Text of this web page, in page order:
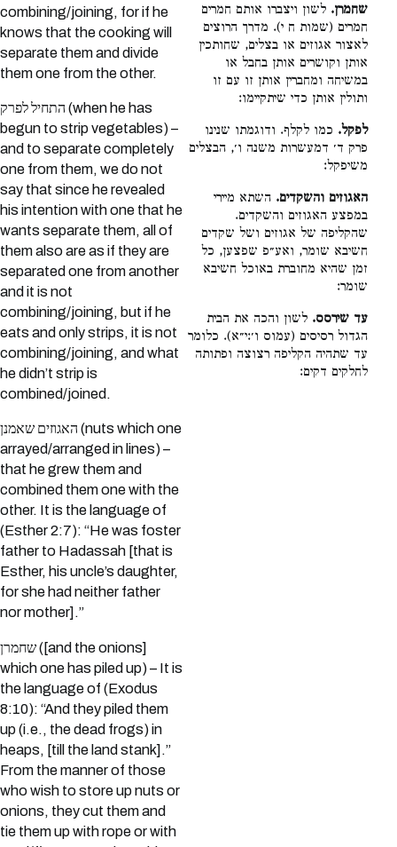
combining/joining, for if he
knows that the cooking will
separate them and divide
them one from the other.
התחיל לפרק (when he has
begun to strip vegetables) –
and to separate completely
one from them, we do not
say that since he revealed
his intention with one that he
wants separate them, all of
them also are as if they are
separated one from another
and it is not
combining/joining, but if he
eats and only strips, it is not
combining/joining, and what
he didn’t strip is
combined/joined.
האגוזים שאמנן (nuts which one
arrayed/arranged in lines) –
that he grew them and
combined them one with the
other. It is the language of
(Esther 2:7): “He was foster
father to Hadassah [that is
Esther, his uncle’s daughter,
for she had neither father
nor mother].”
שחמרן ([and the onions]
which one has piled up) – It is
the language of (Exodus
8:10): “And they piled them
up (i.e., the dead frogs) in
heaps, [till the land stank].”
From the manner of those
who wish to store up nuts or
onions, they cut them and
tie them up with rope or with
שחמרן. לשון ויצברו אותם חמרים
חמרים (שמות ח י). מדרך הרוצים
לאצור אגוזים או בצלים, שחותכין
אותן וקושרים אותן בחבל או
במשיחה ומחברין אותן זו עם זו
ותולין אותן כדי שיתקיימו:
לפקל. כמו לקלף. ודוגמתו שנינו
פרק ד׳ דמעשרות משנה ו׳, הבצלים
משיפקל:
האגוזים והשקדים. השתא מיירי
במפצע האגוזים והשקדים.
שהקליפה של אגוזים ושל שקדים
חשיבא שומר, ואע״פ שפצען, כל
זמן שהיא מחוברת באוכל חשיבא
שומר:
עד שירסס. לשון והכה את הבית
הגדול רסיסים (עמוס ו׳:י״א). כלומר
עד שתהיה הקליפה רצוצה ופתותה
לחלקים דקים: